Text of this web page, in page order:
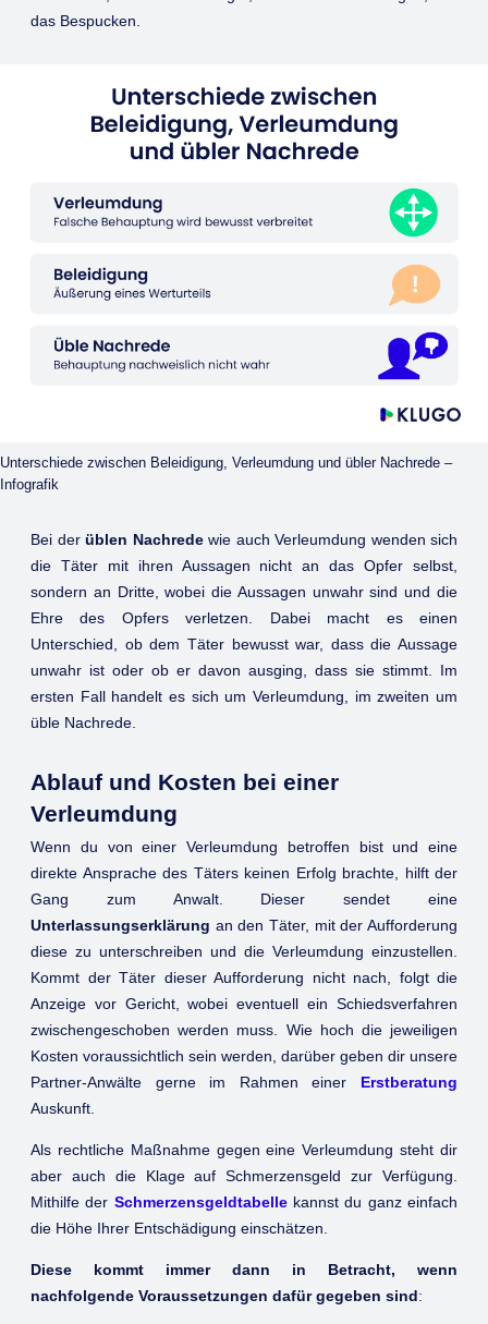
das Bespucken.
Unterschiede zwischen Beleidigung, Verleumdung und übler Nachrede –
Infografik
Bei der üblen Nachredewie auch Verleumdung wenden sich
die Täter mit ihren Aussagen nicht an das Opfer selbst,
sondern an Dritte, wobei die Aussagen unwahr sind und die
Ehre des Opfers verletzen. Dabei macht es einen
Unterschied, ob dem Täter bewusst war, dass die Aussage
unwahr ist oder ob er davon ausging, dass sie stimmt. Im
ersten Fall handelt es sich um Verleumdung, im zweiten um
üble Nachrede.
Ablauf und Kosten bei einer
Verleumdung
Wenn du von einer Verleumdung betroffen bist und eine
direkte Ansprache des Täters keinen Erfolg brachte, hilft der
Gang zum Anwalt. Dieser sendet eine
Unterlassungserklärung an den Täter, mit der Aufforderung
diese zu unterschreiben und die Verleumdung einzustellen.
Kommt der Täter dieser Aufforderung nicht nach, folgt die
Anzeige vor Gericht, wobei eventuell ein Schiedsverfahren
zwischengeschoben werden muss. Wie hoch die jeweiligen
Kosten voraussichtlich sein werden, darüber geben dir unsere
Partner-Anwälte gerne im Rahmen einer Erstberatung
Auskunft.
Als rechtliche Maßnahme gegen eine Verleumdung steht dir
aber auch die Klage auf Schmerzensgeld zur Verfügung.
Mithilfe der Schmerzensgeldtabellekannst du ganz einfach
die Höhe Ihrer Entschädigung einschätzen.
Diese kommt immer dann in Betracht, wenn
nachfolgende Voraussetzungen dafür gegeben sind: